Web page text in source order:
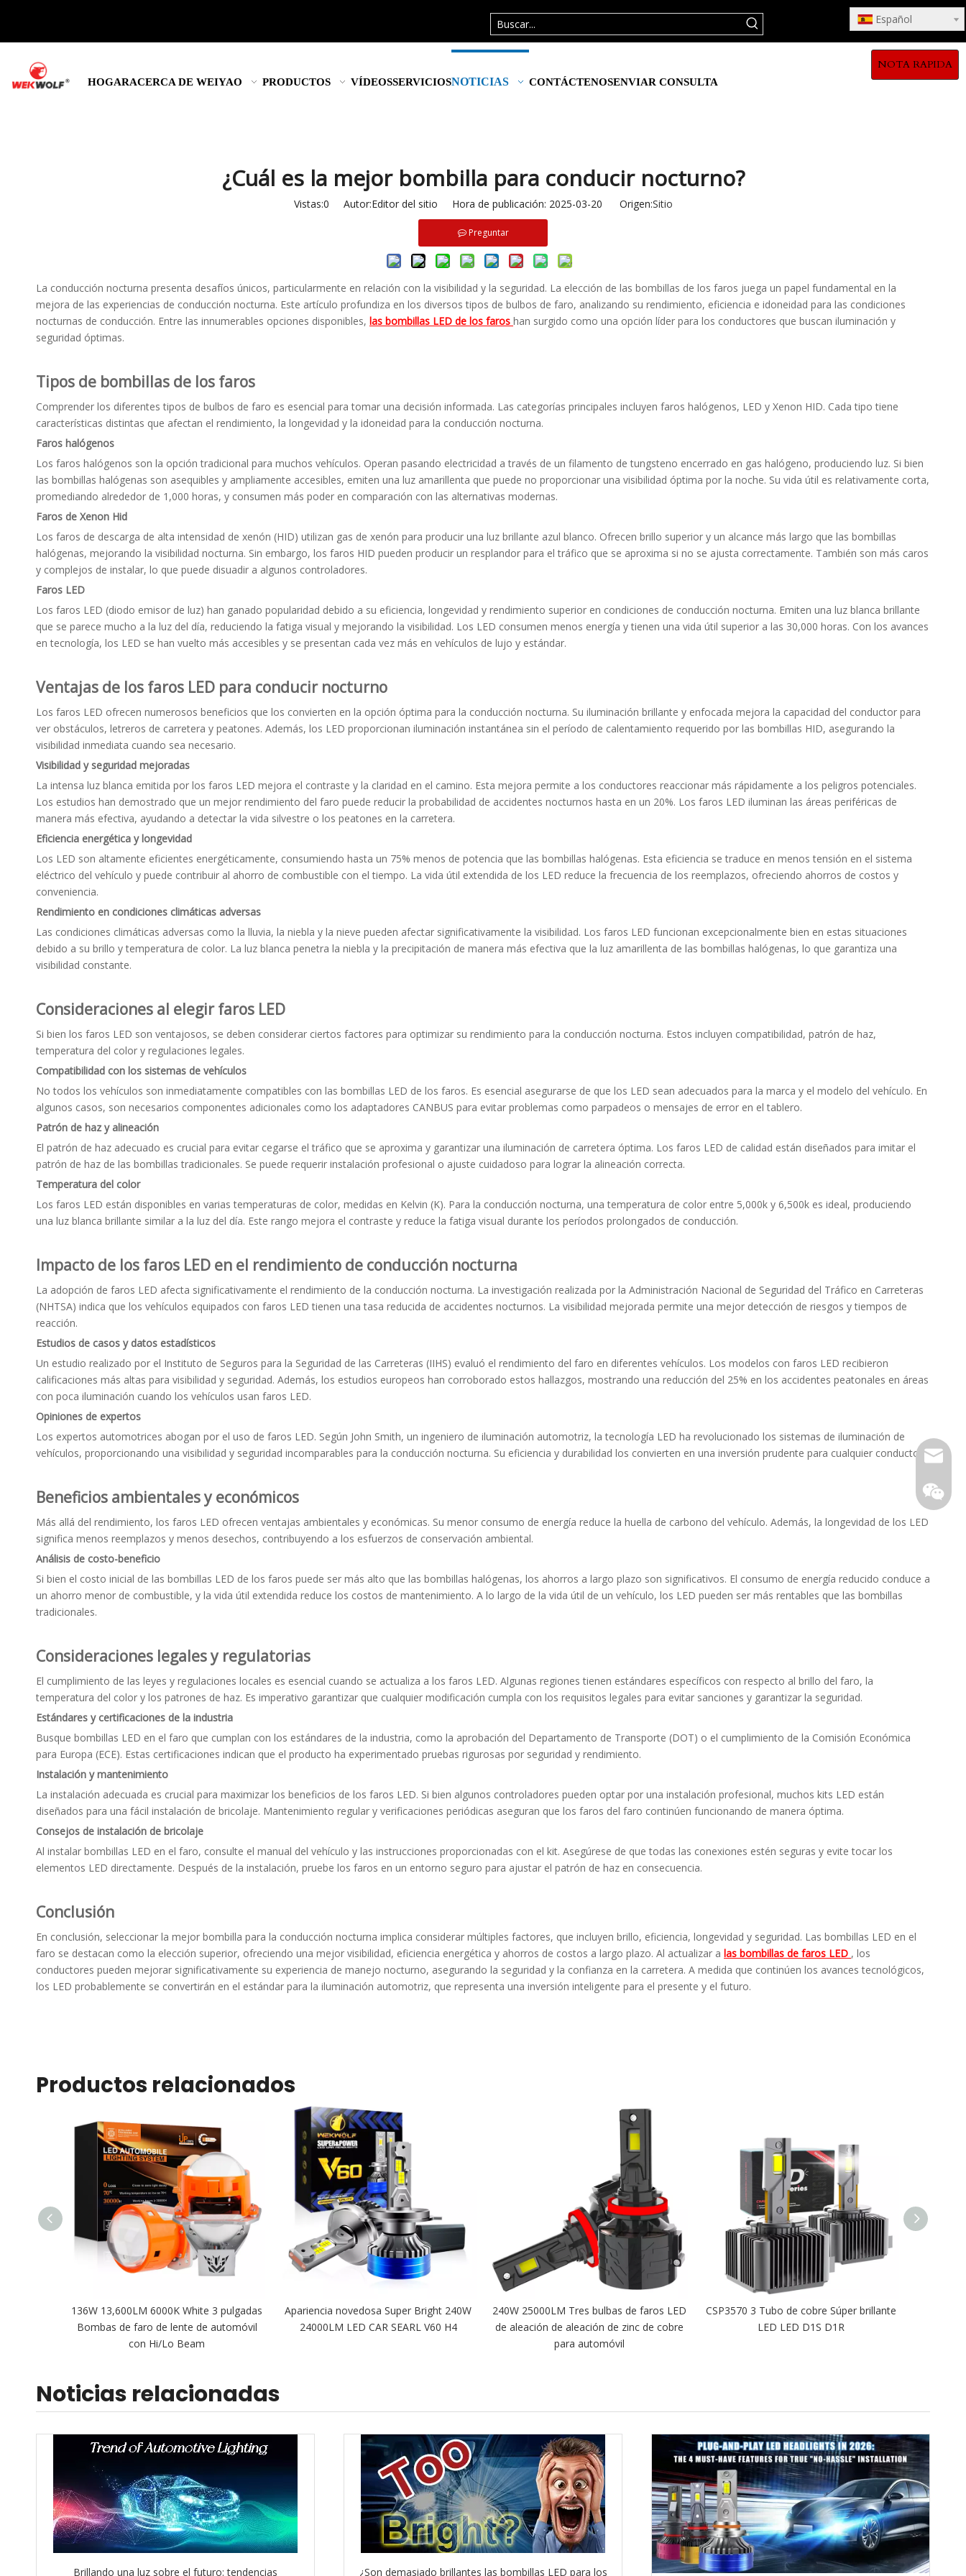
Español
HOGARACERCA DE WEIYAO PRODUCTOS VÍDEOSSERVICIOSNOTICIAS CONTÁCTENOSENVIAR CONSULTA
NOTA RAPIDA
¿Cuál es la mejor bombilla para conducir nocturno?
Vistas:0 Autor:Editor del sitio Hora de publicación: 2025-03-20 Origen:Sitio
Preguntar
La conducción nocturna presenta desafíos únicos, particularmente en relación con la visibilidad y la seguridad. La elección de las bombillas de los faros juega un papel fundamental en la
mejora de las experiencias de conducción nocturna. Este artículo profundiza en los diversos tipos de bulbos de faro, analizando su rendimiento, eficiencia e idoneidad para las condiciones
nocturnas de conducción. Entre las innumerables opciones disponibles, las bombillas LED de los faros han surgido como una opción líder para los conductores que buscan iluminación y
seguridad óptimas.
Tipos de bombillas de los faros
Comprender los diferentes tipos de bulbos de faro es esencial para tomar una decisión informada. Las categorías principales incluyen faros halógenos, LED y Xenon HID. Cada tipo tiene
características distintas que afectan el rendimiento, la longevidad y la idoneidad para la conducción nocturna.
Faros halógenos
Los faros halógenos son la opción tradicional para muchos vehículos. Operan pasando electricidad a través de un filamento de tungsteno encerrado en gas halógeno, produciendo luz. Si bien
las bombillas halógenas son asequibles y ampliamente accesibles, emiten una luz amarillenta que puede no proporcionar una visibilidad óptima por la noche. Su vida útil es relativamente corta,
promediando alrededor de 1,000 horas, y consumen más poder en comparación con las alternativas modernas.
Faros de Xenon Hid
Los faros de descarga de alta intensidad de xenón (HID) utilizan gas de xenón para producir una luz brillante azul blanco. Ofrecen brillo superior y un alcance más largo que las bombillas
halógenas, mejorando la visibilidad nocturna. Sin embargo, los faros HID pueden producir un resplandor para el tráfico que se aproxima si no se ajusta correctamente. También son más caros
y complejos de instalar, lo que puede disuadir a algunos controladores.
Faros LED
Los faros LED (diodo emisor de luz) han ganado popularidad debido a su eficiencia, longevidad y rendimiento superior en condiciones de conducción nocturna. Emiten una luz blanca brillante
que se parece mucho a la luz del día, reduciendo la fatiga visual y mejorando la visibilidad. Los LED consumen menos energía y tienen una vida útil superior a las 30,000 horas. Con los avances
en tecnología, los LED se han vuelto más accesibles y se presentan cada vez más en vehículos de lujo y estándar.
Ventajas de los faros LED para conducir nocturno
Los faros LED ofrecen numerosos beneficios que los convierten en la opción óptima para la conducción nocturna. Su iluminación brillante y enfocada mejora la capacidad del conductor para
ver obstáculos, letreros de carretera y peatones. Además, los LED proporcionan iluminación instantánea sin el período de calentamiento requerido por las bombillas HID, asegurando la
visibilidad inmediata cuando sea necesario.
Visibilidad y seguridad mejoradas
La intensa luz blanca emitida por los faros LED mejora el contraste y la claridad en el camino. Esta mejora permite a los conductores reaccionar más rápidamente a los peligros potenciales.
Los estudios han demostrado que un mejor rendimiento del faro puede reducir la probabilidad de accidentes nocturnos hasta en un 20%. Los faros LED iluminan las áreas periféricas de
manera más efectiva, ayudando a detectar la vida silvestre o los peatones en la carretera.
Eficiencia energética y longevidad
Los LED son altamente eficientes energéticamente, consumiendo hasta un 75% menos de potencia que las bombillas halógenas. Esta eficiencia se traduce en menos tensión en el sistema
eléctrico del vehículo y puede contribuir al ahorro de combustible con el tiempo. La vida útil extendida de los LED reduce la frecuencia de los reemplazos, ofreciendo ahorros de costos y
conveniencia.
Rendimiento en condiciones climáticas adversas
Las condiciones climáticas adversas como la lluvia, la niebla y la nieve pueden afectar significativamente la visibilidad. Los faros LED funcionan excepcionalmente bien en estas situaciones
debido a su brillo y temperatura de color. La luz blanca penetra la niebla y la precipitación de manera más efectiva que la luz amarillenta de las bombillas halógenas, lo que garantiza una
visibilidad constante.
Consideraciones al elegir faros LED
Si bien los faros LED son ventajosos, se deben considerar ciertos factores para optimizar su rendimiento para la conducción nocturna. Estos incluyen compatibilidad, patrón de haz,
temperatura del color y regulaciones legales.
Compatibilidad con los sistemas de vehículos
No todos los vehículos son inmediatamente compatibles con las bombillas LED de los faros. Es esencial asegurarse de que los LED sean adecuados para la marca y el modelo del vehículo. En
algunos casos, son necesarios componentes adicionales como los adaptadores CANBUS para evitar problemas como parpadeos o mensajes de error en el tablero.
Patrón de haz y alineación
El patrón de haz adecuado es crucial para evitar cegarse el tráfico que se aproxima y garantizar una iluminación de carretera óptima. Los faros LED de calidad están diseñados para imitar el
patrón de haz de las bombillas tradicionales. Se puede requerir instalación profesional o ajuste cuidadoso para lograr la alineación correcta.
Temperatura del color
Los faros LED están disponibles en varias temperaturas de color, medidas en Kelvin (K). Para la conducción nocturna, una temperatura de color entre 5,000k y 6,500k es ideal, produciendo
una luz blanca brillante similar a la luz del día. Este rango mejora el contraste y reduce la fatiga visual durante los períodos prolongados de conducción.
Impacto de los faros LED en el rendimiento de conducción nocturna
La adopción de faros LED afecta significativamente el rendimiento de la conducción nocturna. La investigación realizada por la Administración Nacional de Seguridad del Tráfico en Carreteras
(NHTSA) indica que los vehículos equipados con faros LED tienen una tasa reducida de accidentes nocturnos. La visibilidad mejorada permite una mejor detección de riesgos y tiempos de
reacción.
Estudios de casos y datos estadísticos
Un estudio realizado por el Instituto de Seguros para la Seguridad de las Carreteras (IIHS) evaluó el rendimiento del faro en diferentes vehículos. Los modelos con faros LED recibieron
calificaciones más altas para visibilidad y seguridad. Además, los estudios europeos han corroborado estos hallazgos, mostrando una reducción del 25% en los accidentes peatonales en áreas
con poca iluminación cuando los vehículos usan faros LED.
Opiniones de expertos
Los expertos automotrices abogan por el uso de faros LED. Según John Smith, un ingeniero de iluminación automotriz, la tecnología LED ha revolucionado los sistemas de iluminación de
vehículos, proporcionando una visibilidad y seguridad incomparables para la conducción nocturna. Su eficiencia y durabilidad los convierten en una inversión prudente para cualquier conductor.
Beneficios ambientales y económicos
Más allá del rendimiento, los faros LED ofrecen ventajas ambientales y económicas. Su menor consumo de energía reduce la huella de carbono del vehículo. Además, la longevidad de los LED
significa menos reemplazos y menos desechos, contribuyendo a los esfuerzos de conservación ambiental.
Análisis de costo-beneficio
Si bien el costo inicial de las bombillas LED de los faros puede ser más alto que las bombillas halógenas, los ahorros a largo plazo son significativos. El consumo de energía reducido conduce a
un ahorro menor de combustible, y la vida útil extendida reduce los costos de mantenimiento. A lo largo de la vida útil de un vehículo, los LED pueden ser más rentables que las bombillas
tradicionales.
Consideraciones legales y regulatorias
El cumplimiento de las leyes y regulaciones locales es esencial cuando se actualiza a los faros LED. Algunas regiones tienen estándares específicos con respecto al brillo del faro, la
temperatura del color y los patrones de haz. Es imperativo garantizar que cualquier modificación cumpla con los requisitos legales para evitar sanciones y garantizar la seguridad.
Estándares y certificaciones de la industria
Busque bombillas LED en el faro que cumplan con los estándares de la industria, como la aprobación del Departamento de Transporte (DOT) o el cumplimiento de la Comisión Económica
para Europa (ECE). Estas certificaciones indican que el producto ha experimentado pruebas rigurosas por seguridad y rendimiento.
Instalación y mantenimiento
La instalación adecuada es crucial para maximizar los beneficios de los faros LED. Si bien algunos controladores pueden optar por una instalación profesional, muchos kits LED están
diseñados para una fácil instalación de bricolaje. Mantenimiento regular y verificaciones periódicas aseguran que los faros del faro continúen funcionando de manera óptima.
Consejos de instalación de bricolaje
Al instalar bombillas LED en el faro, consulte el manual del vehículo y las instrucciones proporcionadas con el kit. Asegúrese de que todas las conexiones estén seguras y evite tocar los
elementos LED directamente. Después de la instalación, pruebe los faros en un entorno seguro para ajustar el patrón de haz en consecuencia.
Conclusión
En conclusión, seleccionar la mejor bombilla para la conducción nocturna implica considerar múltiples factores, que incluyen brillo, eficiencia, longevidad y seguridad. Las bombillas LED en el
faro se destacan como la elección superior, ofreciendo una mejor visibilidad, eficiencia energética y ahorros de costos a largo plazo. Al actualizar a las bombillas de faros LED , los
conductores pueden mejorar significativamente su experiencia de manejo nocturno, asegurando la seguridad y la confianza en la carretera. A medida que continúen los avances tecnológicos,
los LED probablemente se convertirán en el estándar para la iluminación automotriz, que representa una inversión inteligente para el presente y el futuro.
Productos relacionados
136W 13,600LM 6000K White 3 pulgadas
Bombas de faro de lente de automóvil
con Hi/Lo Beam
Apariencia novedosa Super Bright 240W
24000LM LED CAR SEARL V60 H4
240W 25000LM Tres bulbas de faros LED
de aleación de aleación de zinc de cobre
para automóvil
CSP3570 3 Tubo de cobre Súper brillante
LED LED D1S D1R
Noticias relacionadas
Brillando una luz sobre el futuro: tendencias ¿Son demasiado brillantes las bombillas LED para los
Correo